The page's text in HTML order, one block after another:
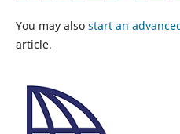
You may also start an
article.